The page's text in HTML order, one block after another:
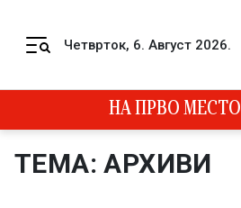
Четврток, 6. Август 2026.
НА ПРВО МЕСТО
ТЕМА: АРХИВИ